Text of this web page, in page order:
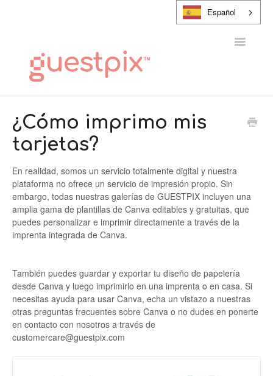
Español
Alternar
PONTE EN CONTACTO CON
¿Cómo imprimo mis
tarjetas?
En realidad, somos un servicio totalmente digital y nuestra
plataforma no ofrece un servicio de impresión propio. Sin
embargo, todas nuestras galerías de GUESTPIX incluyen una
amplia gama de plantillas de Canva editables y gratuitas, que
puedes personalizar e imprimir directamente a través de la
imprenta integrada de Canva.
También puedes guardar y exportar tu diseño de papelería
desde Canva y luego imprimirlo en una imprenta o en casa. Si
necesitas ayuda para usar Canva, echa un vistazo a nuestras
otras preguntas frecuentes sobre Canva o no dudes en ponerte
en contacto con nosotros a través de
customercare@guestpix.com